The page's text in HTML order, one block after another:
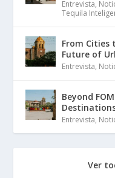
Entrevista,
Tequila
From Cities
Future of
Entrevista,
Beyond
Entrevista,
Ver